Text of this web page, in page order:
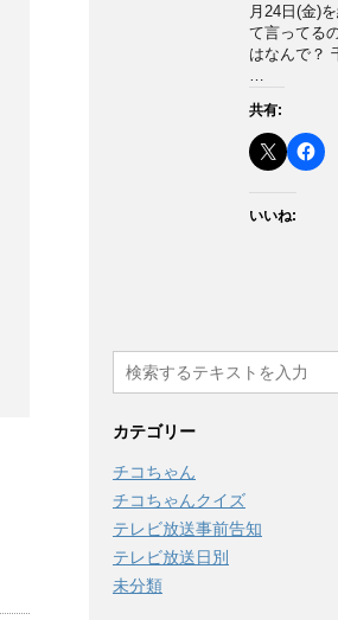
月24日(金)
て言ってる
はなんで？
…
共有:
いいね:
カテゴリー
チコちゃん
チコちゃんクイズ
テレビ放送事前告知
テレビ放送日別
未分類